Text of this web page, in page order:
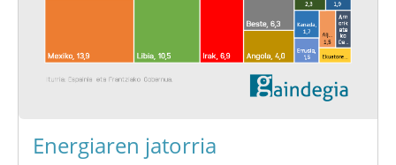
Energiaren jatorria